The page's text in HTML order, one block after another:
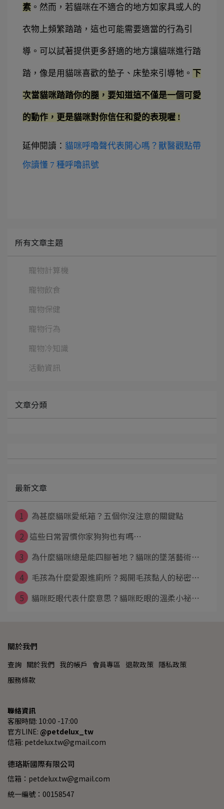
素 。 然而，若貓咪在不適合的地方如家具或人的
衣物上頻繁踏踏，這也可能需要適當的行為引
導。 可以試著提供更多舒適的地方讓貓咪進行踏
踏，像是用貓咪喜歡的墊子、床墊來引導牠。 下
次當貓咪踏踏你的腿，要知道這不僅是一個可愛
的動作，更是貓咪對你信任和愛的表現喔 !
延伸閱讀： 貓咪呼嚕聲代表開心嗎？獸醫觀點帶
你讀懂 7 種呼嚕訊號
所有文章主題
寵物計算機
寵物飲食
寵物保健
寵物行為
寵物冷知識
活動資訊
文章分類
最新文章
1
為甚麼貓咪愛紙箱？五個你沒注意的關鍵點
2 ​​​​​​​這些日常習慣你家狗狗也有嗎⋯
3
為什麼貓咪總是能四腳著地？貓咪的墜落藝術⋯
4
毛孩為什麼愛跟進廁所？揭開毛孩黏人的秘密⋯
5
貓咪眨眼代表什麼意思？貓咪眨眼的溫柔小祕⋯
關於我們
查詢 關於我們 我的帳戶 會員專區 退款政策 隱私政策
服務條款
聯絡資訊
客服時間: 10:00 -17:00
官方LINE: @petdelux_tw
信箱: petdelux.tw@gmail.com
德珞斯國際有限公司
信箱：petdelux.tw@gmail.com
統一編號：00158547